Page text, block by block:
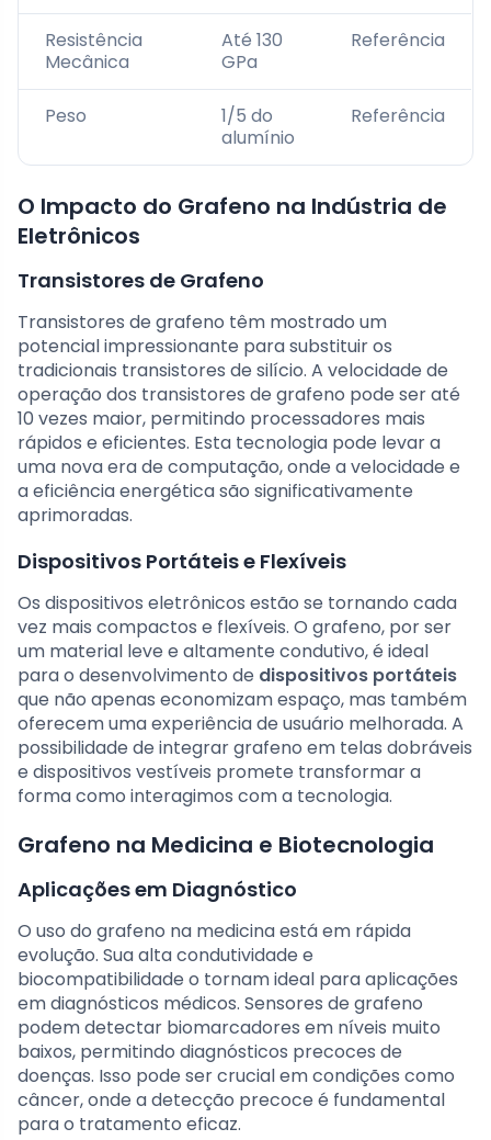
Resistência
Mecânica
Até 130
GPa
Referência
Peso
1/5 do
alumínio
Referência
O Impacto do Grafeno na Indústria de
Eletrônicos
Transistores de Grafeno
Transistores de grafeno têm mostrado um
potencial impressionante para substituir os
tradicionais transistores de silício. A velocidade de
operação dos transistores de grafeno pode ser até
10 vezes maior, permitindo processadores mais
rápidos e eficientes. Esta tecnologia pode levar a
uma nova era de computação, onde a velocidade e
a eficiência energética são significativamente
aprimoradas.
Dispositivos Portáteis e Flexíveis
Os dispositivos eletrônicos estão se tornando cada
vez mais compactos e flexíveis. O grafeno, por ser
um material leve e altamente condutivo, é ideal
para o desenvolvimento de dispositivos portáteis
que não apenas economizam espaço, mas também
oferecem uma experiência de usuário melhorada. A
possibilidade de integrar grafeno em telas dobráveis
e dispositivos vestíveis promete transformar a
forma como interagimos com a tecnologia.
Grafeno na Medicina e Biotecnologia
Aplicações em Diagnóstico
O uso do grafeno na medicina está em rápida
evolução. Sua alta condutividade e
biocompatibilidade o tornam ideal para aplicações
em diagnósticos médicos. Sensores de grafeno
podem detectar biomarcadores em níveis muito
baixos, permitindo diagnósticos precoces de
doenças. Isso pode ser crucial em condições como
câncer, onde a detecção precoce é fundamental
para o tratamento eficaz.